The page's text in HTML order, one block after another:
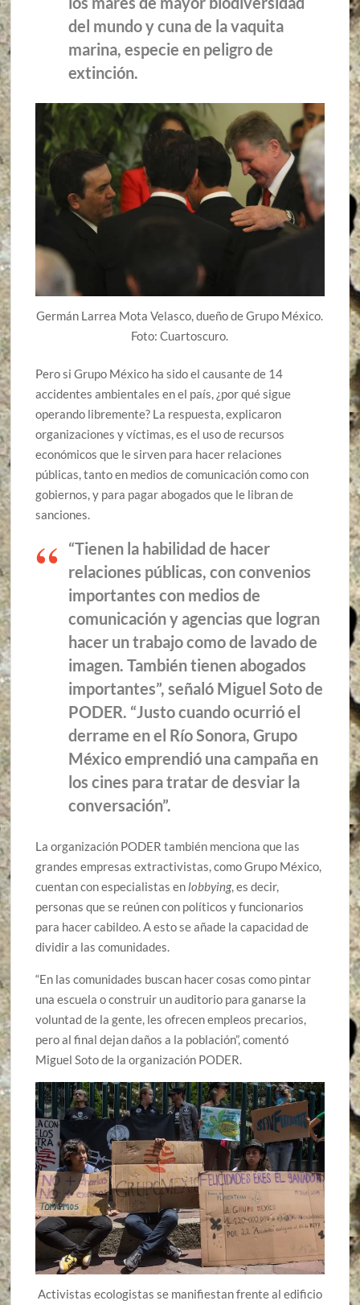
del mundo y cuna de la vaquita
marina, especie en peligro de
extinción.
Germán Larrea Mota Velasco, dueño de Grupo México.
Foto: Cuartoscuro.
Pero si Grupo México ha sido el causante de 14
accidentes ambientales en el país, ¿por qué sigue
operando libremente? La respuesta, explicaron
organizaciones y víctimas, es el uso de recursos
económicos que le sirven para hacer relaciones
públicas, tanto en medios de comunicación como con
gobiernos, y para pagar abogados que le libran de
sanciones.
“Tienen la habilidad de hacer
relaciones públicas, con convenios
importantes con medios de
comunicación y agencias que logran
hacer un trabajo como de lavado de
imagen. También tienen abogados
importantes”, señaló Miguel Soto de
PODER. “Justo cuando ocurrió el
derrame en el Río Sonora, Grupo
México emprendió una campaña en
los cines para tratar de desviar la
conversación”.
La organización PODER también menciona que las
grandes empresas extractivistas, como Grupo México,
cuentan con especialistas en lobbying, es decir,
personas que se reúnen con políticos y funcionarios
para hacer cabildeo. A esto se añade la capacidad de
dividir a las comunidades.
“En las comunidades buscan hacer cosas como pintar
una escuela o construir un auditorio para ganarse la
voluntad de la gente, les ofrecen empleos precarios,
pero al final dejan daños a la población”, comentó
Miguel Soto de la organización PODER.
Activistas ecologistas se manifiestan frente al edificio